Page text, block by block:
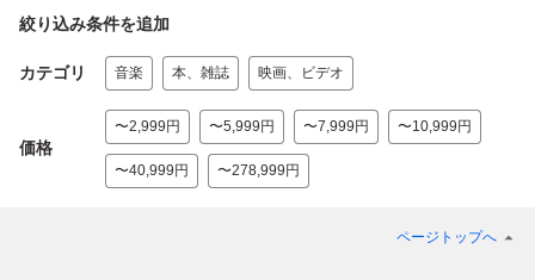
絞り込み条件を追加
カテゴリ 音楽 本、雑誌 映画、ビデオ
価格
〜2,999円 〜5,999円 〜7,999円 〜10,999円
〜40,999円 〜278,999円
ページトップへ